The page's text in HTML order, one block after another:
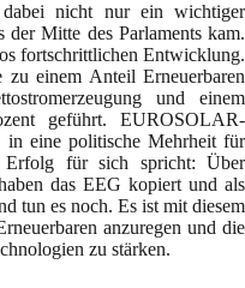
nicht nur ein wichtiger
Mitte des Parlaments kam.
fortschrittlichen Entwicklung.
einem Anteil Erneuerbaren
und einem
geführt. EUROSOLAR-
in eine politische Mehrheit für
Erfolg für sich spricht: Über
das EEG kopiert und als
tun es noch. Es ist mit diesem
anzuregen und die
zu stärken.